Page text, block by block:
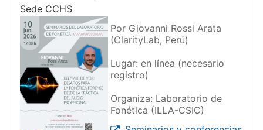
Sede CCHS
Por Giovanni Rossi Arata
(ClarityLab, Perú)
Lugar: en línea (necesario
registro)
Organiza: Laboratorio de
Fonética (ILLA-CSIC)